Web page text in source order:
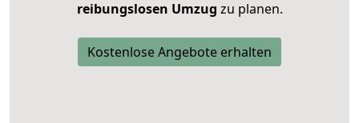
reibungslosen Umzug zu planen.
Kostenlose Angebote erhalten